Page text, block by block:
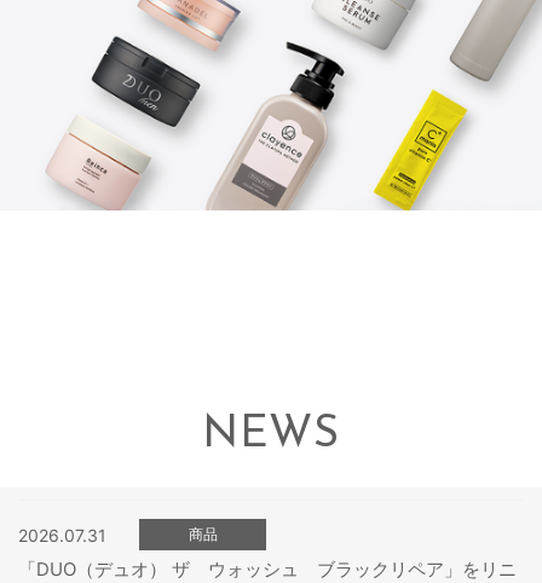
NEWS
2026.07.31 商品
「DUO（デュオ） ザ ウォッシュ ブラックリペア」をリニ